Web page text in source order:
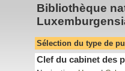
Bibliothèque
Sélection du type de
Clef du cabinet des